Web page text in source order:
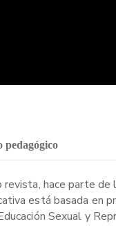
pedagógico
hace parte
está basada
Sexual y